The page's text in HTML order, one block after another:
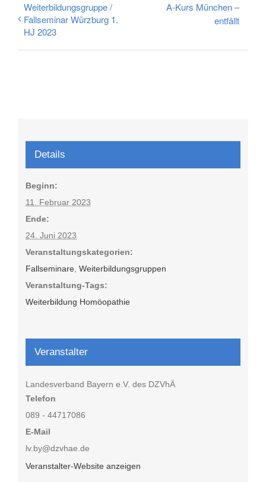
Weiterbildungsgruppe /
Fallseminar Würzburg 1.
HJ 2023
A-Kurs München –
entfällt
Details
Beginn:
11. Februar 2023
Ende:
24. Juni 2023
Veranstaltungskategorien:
Fallseminare ,Weiterbildungsgruppen
Veranstaltung-Tags:
Weiterbildung Homöopathie
Veranstalter
Landesverband Bayern e.V. des DZVhÄ
Telefon
089 - 44717086
E-Mail
lv.by@dzvhae.de
Veranstalter-Website anzeigen